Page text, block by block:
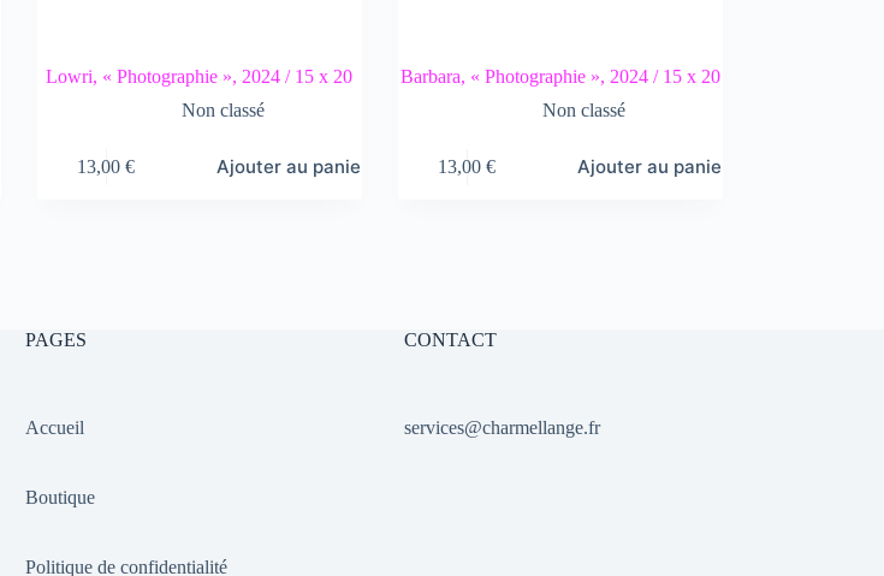
Lowri, « Photographie », 2024 / 15 x 20
Non classé
13,00€ Ajouter au panier
Barbara, « Photographie », 2024 / 15 x 20
Non classé
13,00€ Ajouter au panier
PAGES
Accueil
Boutique
Politique de confidentialité
CONTACT
services@charmellange.fr